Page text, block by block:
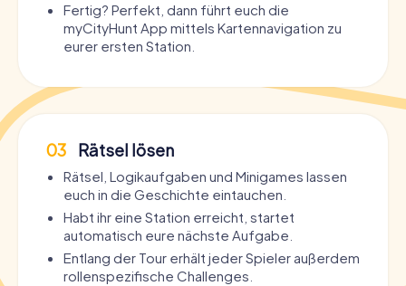
Fertig? Perfekt, dann führt euch die
myCityHunt App mittels Kartennavigation zu
eurer ersten Station.
03 Rätsel lösen
Rätsel, Logikaufgaben und Minigames lassen
euch in die Geschichte eintauchen.
Habt ihr eine Station erreicht, startet
automatisch eure nächste Aufgabe.
Entlang der Tour erhält jeder Spieler außerdem
rollenspezifische Challenges.